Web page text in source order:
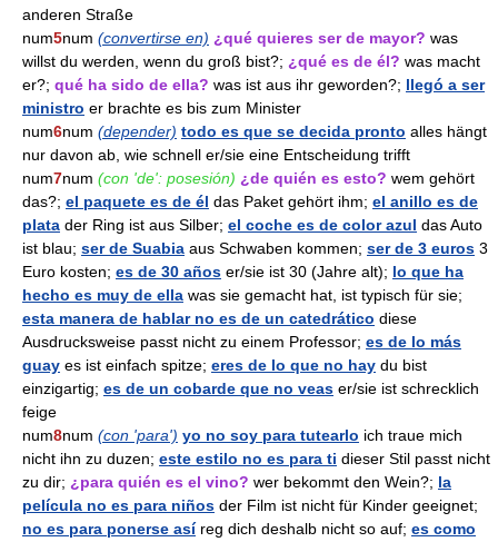
anderen Straße
num5num (convertirse en) ¿qué quieres ser de mayor? was
willst du werden, wenn du groß bist?; ¿qué es de él? was macht
er?; qué ha sido de ella? was ist aus ihr geworden?; llegó a ser
ministro er brachte es bis zum Minister
num6num (depender) todo es que se decida pronto alles hängt
nur davon ab, wie schnell er/sie eine Entscheidung trifft
num7num (con 'de': posesión) ¿de quién es esto? wem gehört
das?; el paquete es de él das Paket gehört ihm; el anillo es de
plata der Ring ist aus Silber; el coche es de color azul das Auto
ist blau; ser de Suabia aus Schwaben kommen; ser de 3 euros 3
Euro kosten; es de 30 años er/sie ist 30 (Jahre alt); lo que ha
hecho es muy de ella was sie gemacht hat, ist typisch für sie;
esta manera de hablar no es de un catedrático diese
Ausdrucksweise passt nicht zu einem Professor; es de lo más
guay es ist einfach spitze; eres de lo que no hay du bist
einzigartig; es de un cobarde que no veas er/sie ist schrecklich
feige
num8num (con 'para') yo no soy para tutearlo ich traue mich
nicht ihn zu duzen; este estilo no es para ti dieser Stil passt nicht
zu dir; ¿para quién es el vino? wer bekommt den Wein?; la
película no es para niños der Film ist nicht für Kinder geeignet;
no es para ponerse asíreg dich deshalb nicht so auf; es como